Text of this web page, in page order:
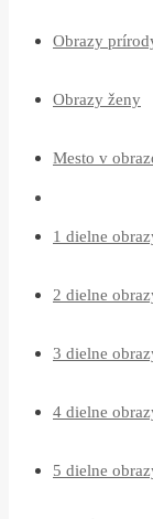
Obrazy
Obrazy ženy
Mesto v
1 dielne
2 dielne
3 dielne
4 dielne
5 dielne